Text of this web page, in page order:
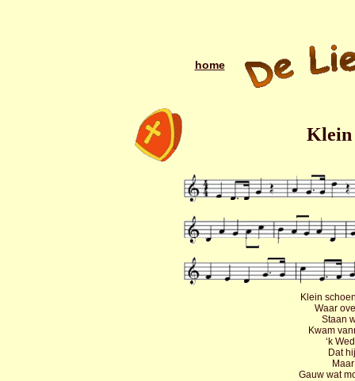
home
Klein
Klein
Waar
Staan
Kwam
‘k
Dat
Gauw wat